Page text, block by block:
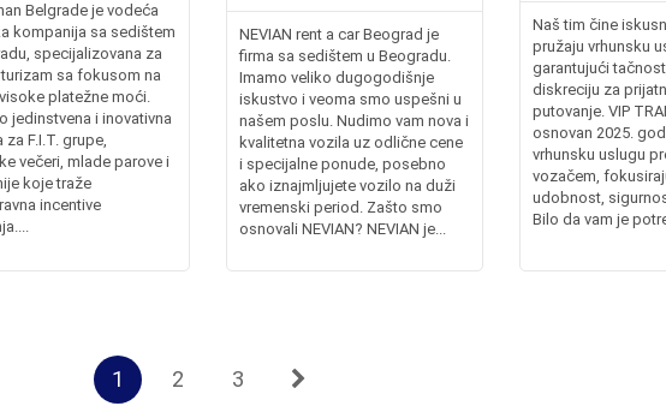
Belgrade je vodeća
kompanija sa sedištem
specijalizovana za
sa fokusom na
platežne moći.
jedinstvena i inovativna
za F.I.T. grupe,
večeri, mlade parove i
koje traže
incentive
NEVIAN rent a car Beograd je
firma sa sedištem u Beogradu.
Imamo veliko dugogodišnje
iskustvo i veoma smo uspešni u
našem poslu. Nudimo vam nova i
kvalitetna vozila uz odlične cene
i specijalne ponude, posebno
ako iznajmljujete vozilo na duži
vremenski period. Zašto smo
osnovali NEVIAN? NEVIAN je...
Naš tim čine
pružaju vrhunsku
garantujući
diskreciju za
putovanje. VIP
osnovan 2025.
vrhunsku uslugu
vozačem,
udobnost,
Bilo da vam je
1 2 3